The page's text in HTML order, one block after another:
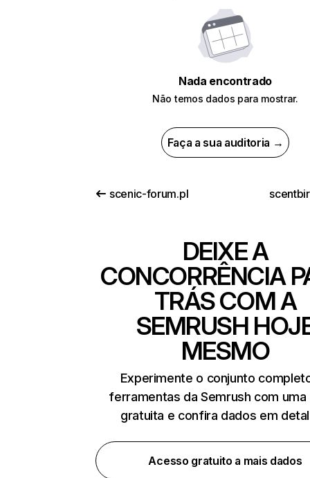
Nada encontrado
Não temos dados para mostrar.
Faça a sua auditoria →
scenic-forum.pl
DEIXE A
CONCORRÊNCIA
TRÁS COM A
SEMRUSH
MESMO
Experimente o conjunto
ferramentas da Semrush com uma
gratuita e confira dados em
Acesso gratuito a mais dados